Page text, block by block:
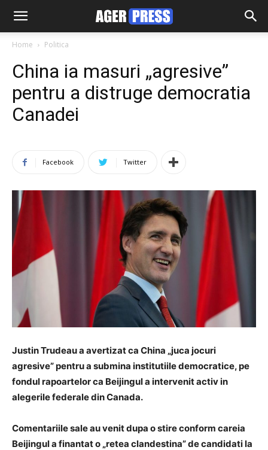
Home Politica
China ia masuri „agresive”
pentru a distruge democratia
Canadei
Facebook Twitter
Justin Trudeau a avertizat ca China „juca jocuri
agresive” pentru a submina institutiile democratice, pe
fondul rapoartelor ca Beijingul a intervenit activ in
alegerile federale din Canada.
Comentariile sale au venit dupa o stire conform careia
Beijingul a finantat o „retea clandestina” de candidati la